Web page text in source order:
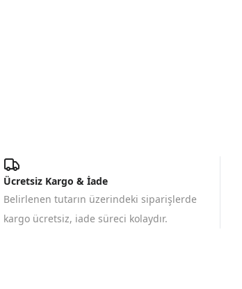
Ücretsiz Kargo & İade
Belirlenen tutarın üzerindeki siparişlerde
kargo ücretsiz, iade süreci kolaydır.